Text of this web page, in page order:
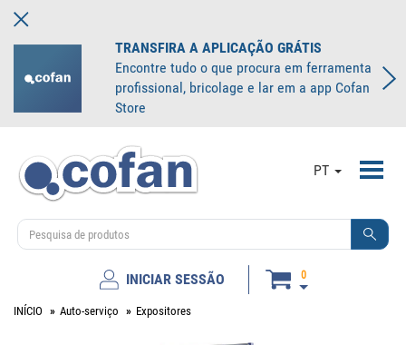
TRANSFIRA A APLICAÇÃO GRÁTIS
Encontre tudo o que procura em ferramenta
profissional, bricolage e lar em a app Cofan
Store
PT
INICIAR SESSÃO 0
INÍCIO Auto-serviço Expositores